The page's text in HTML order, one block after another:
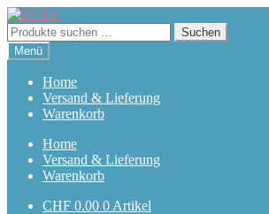
Zur
Navigation
springen
Zum
Inhalt
springen
Suchen
nach:
Suchen
Menü
Home
Versand & Lieferung
Warenkorb
Home
Versand & Lieferung
Warenkorb
CHF 0.00 0 Artikel